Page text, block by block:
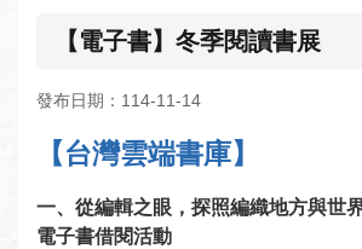
【電子書】冬季閱讀書展
發布日期：114-11-14
【台灣雲端書庫】
一、從編輯之眼，探照編織地方與世
電子書借閱活動